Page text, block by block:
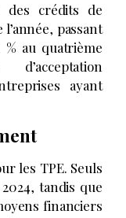
des crédits de
passant
au quatrième
ayant
les TPE. Seuls
tandis que
financiers